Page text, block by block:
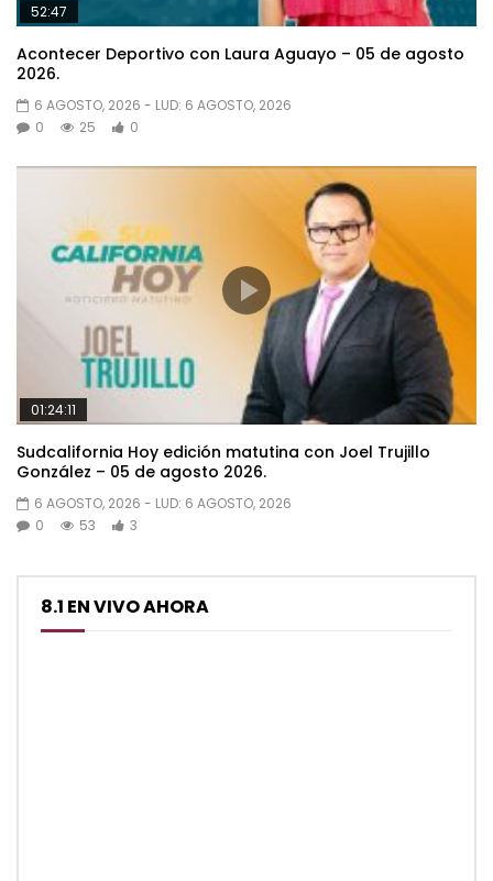
52:47
Acontecer Deportivo con Laura Aguayo – 05 de agosto
2026.
6 AGOSTO, 2026 - LUD: 6 AGOSTO, 2026
0
25 0
01:24:11
Sudcalifornia Hoy edición matutina con Joel Trujillo
González – 05 de agosto 2026.
6 AGOSTO, 2026 - LUD: 6 AGOSTO, 2026
0
53 3
8.1 EN VIVO AHORA